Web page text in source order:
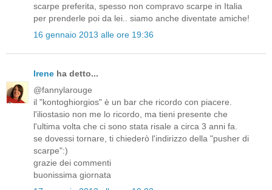
scarpe preferita, spesso non compravo scarpe in Italia
per prenderle poi da lei.. siamo anche diventate amiche!
16 gennaio 2013 alle ore 19:36
Irene ha detto...
@fannylarouge
il "kontoghiorgios" è un bar che ricordo con piacere.
l'iliostasio non me lo ricordo, ma tieni presente che
l'ultima volta che ci sono stata risale a circa 3 anni fa.
se dovessi tornare, ti chiederò l'indirizzo della "pusher di
scarpe":)
grazie dei commenti
buonissima giornata